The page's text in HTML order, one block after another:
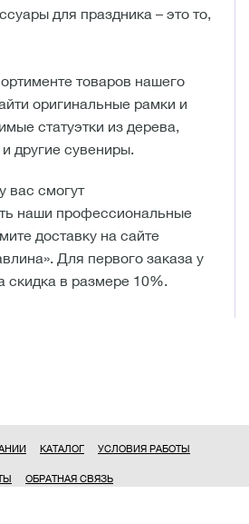
для праздника – это то,
товаров нашего
оригинальные рамки и
статуэтки из дерева,
другие сувениры.
вас смогут
наши профессиональные
доставку на сайте
Для первого заказа у
скидка в размере 10%.
КАТАЛОГ УСЛОВИЯ РАБОТЫ
ОБРАТНАЯ СВЯЗЬ